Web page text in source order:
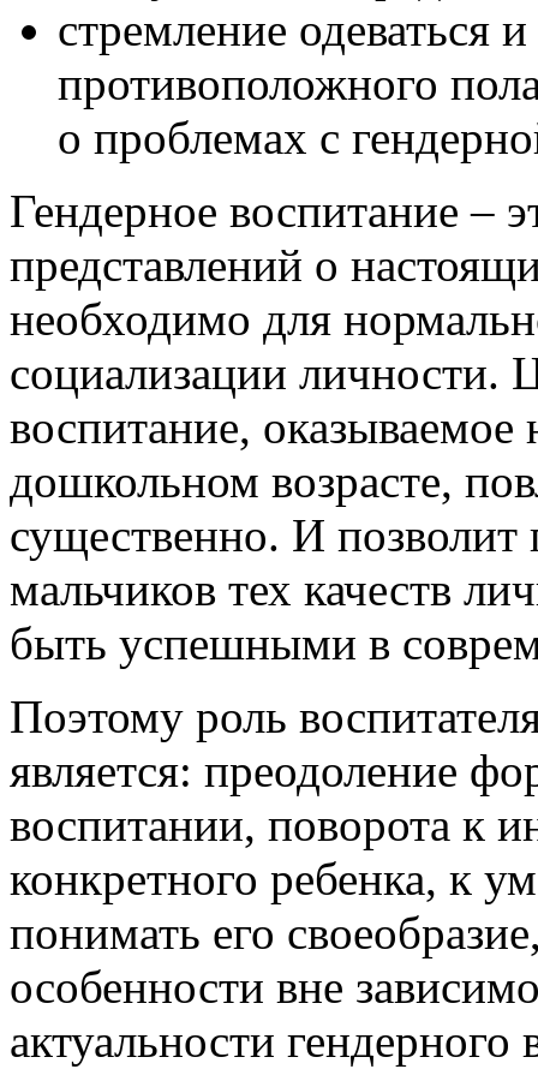
стремление одеваться
противоположного
о проблемах с
Гендерное воспитание –
представлений о
необходимо для
социализации личности.
воспитание, оказываемое
дошкольном возрасте,
существенно. И
мальчиков тех качеств
быть успешными в
Поэтому роль
является: преодоление
воспитании, поворота к
конкретного ребенка, к
понимать его
особенности вне
актуальности гендерного